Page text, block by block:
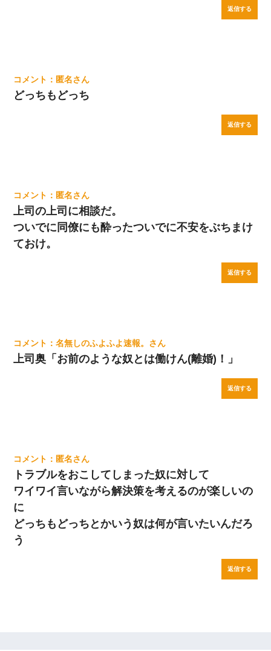
返信する
匿名
どっちもどっち
返信する
匿名
上司の上司に相談だ。
ついでに同僚にも酔ったついでに不安をぶちまけ
ておけ。
返信する
名無しのふよふよ速報。
上司奥「お前のような奴とは働けん(離婚)！」
返信する
匿名
トラブルをおこしてしまった奴に対して
ワイワイ言いながら解決策を考えるのが楽しいの
に
どっちもどっちとかいう奴は何が言いたいんだろ
う
返信する